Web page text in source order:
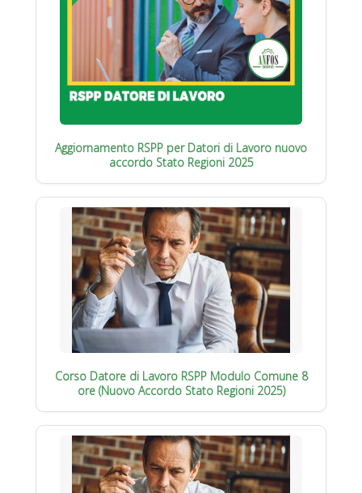
Aggiornamento RSPP per Datori di Lavoro nuovo
accordo Stato Regioni 2025
Corso Datore di Lavoro RSPP Modulo Comune 8
ore (Nuovo Accordo Stato Regioni 2025)